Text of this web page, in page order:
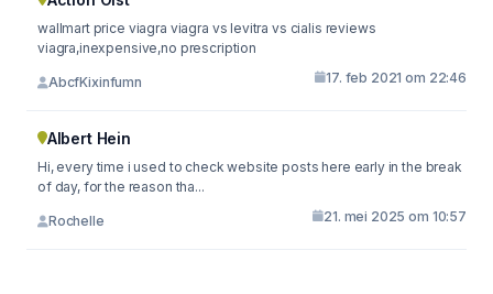
wallmart price viagra viagra vs levitra vs cialis reviews
viagra,inexpensive,no prescription
AbcfKixinfumn 17. feb 2021 om 22:46
Albert Hein
Hi, every time i used to check website posts here early in the break
of day, for the reason tha...
Rochelle 21. mei 2025 om 10:57